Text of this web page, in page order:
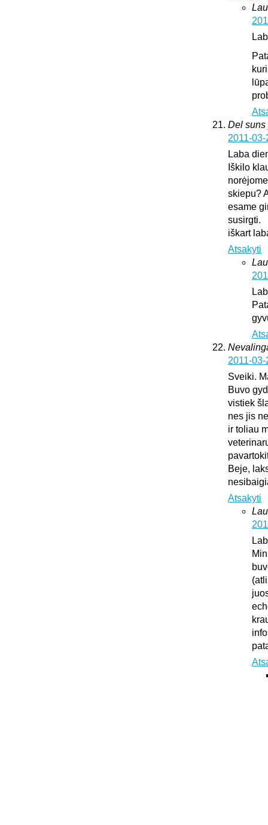
Del suns
2011-
Laba
Iškilo
skiepu?
esame
susirgti.
iškart
Atsakyti
2011-
Sveiki.
Buvo
vistiek
nes jis
ir toliau
Beje,
Atsakyti